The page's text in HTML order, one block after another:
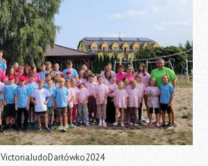
VictoriaJudoDarłówko2024